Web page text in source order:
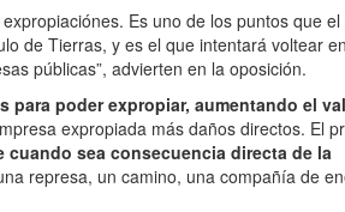
Es uno de los puntos que
de Tierras, y es el que intentará voltear
públicas”, advierten en la oposición.
poder expropiar, aumentando el
expropiada más daños directos. El
cuando sea consecuencia directa de la
represa, un camino, una compañía de